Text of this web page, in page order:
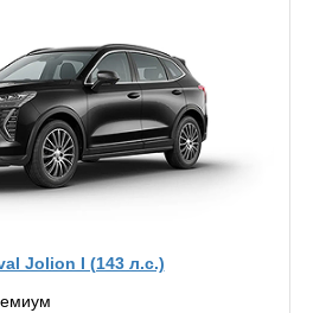
Jolion I (143 л.с.)